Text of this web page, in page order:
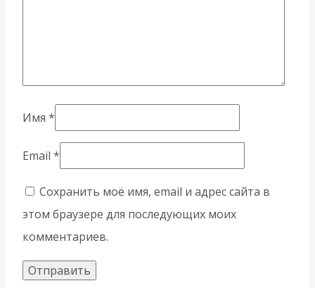
Имя *
Email *
Сохранить моё имя, email и адрес сайта в
этом браузере для последующих моих
комментариев.